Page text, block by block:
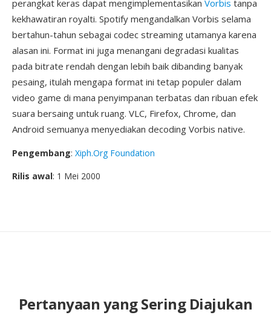
perangkat keras dapat mengimplementasikan Vorbis tanpa
kekhawatiran royalti. Spotify mengandalkan Vorbis selama
bertahun-tahun sebagai codec streaming utamanya karena
alasan ini. Format ini juga menangani degradasi kualitas
pada bitrate rendah dengan lebih baik dibanding banyak
pesaing, itulah mengapa format ini tetap populer dalam
video game di mana penyimpanan terbatas dan ribuan efek
suara bersaing untuk ruang. VLC, Firefox, Chrome, dan
Android semuanya menyediakan decoding Vorbis native.
Pengembang: Xiph.Org Foundation
Rilis awal: 1 Mei 2000
Pertanyaan yang Sering Diajukan